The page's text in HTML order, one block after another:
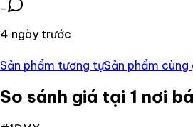
-
4 ngày trước
Sản phẩm tương tựSản phẩm cùng
So sánh giá tại 1 nơi